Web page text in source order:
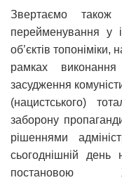
Звертаємо
перейменування у
об’єктів
рамках
засудження
(нацистського)
заборону
рішеннями
сьогоднішній день
постановою